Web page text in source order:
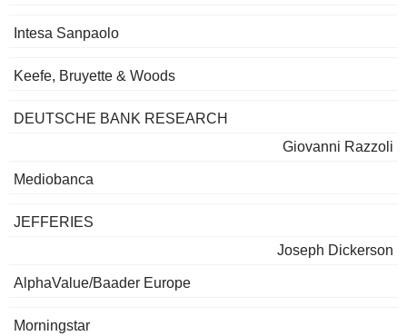
Intesa Sanpaolo
Keefe, Bruyette & Woods
DEUTSCHE BANK RESEARCH
Giovanni Razzoli
Mediobanca
JEFFERIES
Joseph Dickerson
AlphaValue/Baader Europe
Morningstar